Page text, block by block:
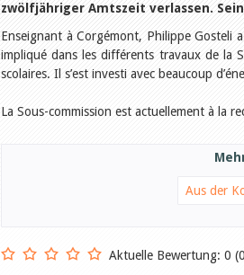
zwölfjähriger Amtszeit verlassen.
Enseignant à Corgémont, Philippe Gosteli
impliqué dans les différents travaux de la
scolaires. Il s’est investi avec beaucoup
La Sous-commission est actuellement à la
Aus der
Aktuelle Bewertung: 0